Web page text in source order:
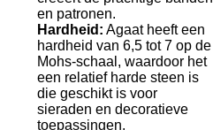
en patronen.
Hardheid: Agaat heeft een
hardheid van 6,5 tot 7 op de
Mohs-schaal, waardoor het
een relatief harde steen is
die geschikt is voor
sieraden en decoratieve
toepassingen.